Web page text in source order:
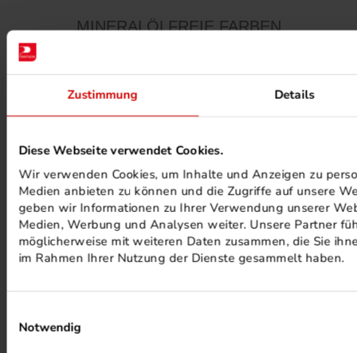
Zustimmung Details
Diese Webseite verwendet Cookies.
Wir verwenden Cookies, um Inhalte und Anzeigen zu
Medien anbieten zu können und die Zugriffe auf unsere
geben wir Informationen zu Ihrer Verwendung unserer
Medien, Werbung und Analysen weiter. Unsere Partner
möglicherweise mit weiteren Daten zusammen, die Sie
im Rahmen Ihrer Nutzung der Dienste gesammelt haben.
Notwendig
MINERALÖLFREIE FARBEN
PHOTOVOLTAIK ANLAGEN